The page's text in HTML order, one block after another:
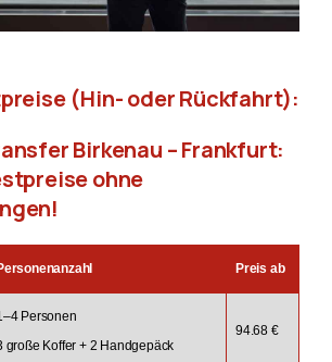
(Hin- oder Rückfahrt):
Birkenau – Frankfurt:
ohne
Preis ab
Personen
große Koffer + 2 Handgepäck
94.68 €